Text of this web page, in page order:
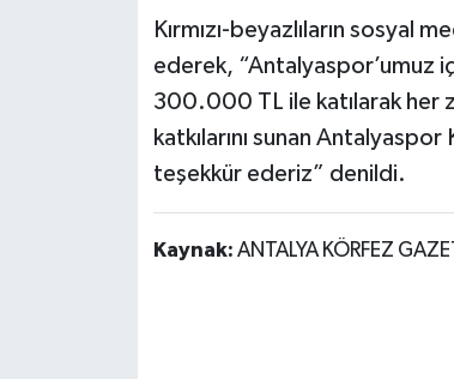
Kırmızı-beyazlıların sosyal
ederek, “Antalyaspor’umuz
300.000 TL ile katılarak her
katkılarını sunan
teşekkür ederiz” denildi.
Kaynak: ANTALYA KÖRFEZ